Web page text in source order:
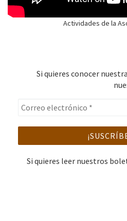
Actividades de la
Si quieres conocer
Si quieres leer nuestros